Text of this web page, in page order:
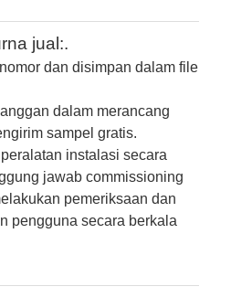
jual:.
dan disimpan dalam file
dalam merancang
sampel gratis.
instalasi secara
jawab commissioning
pemeriksaan dan
pengguna secara berkala